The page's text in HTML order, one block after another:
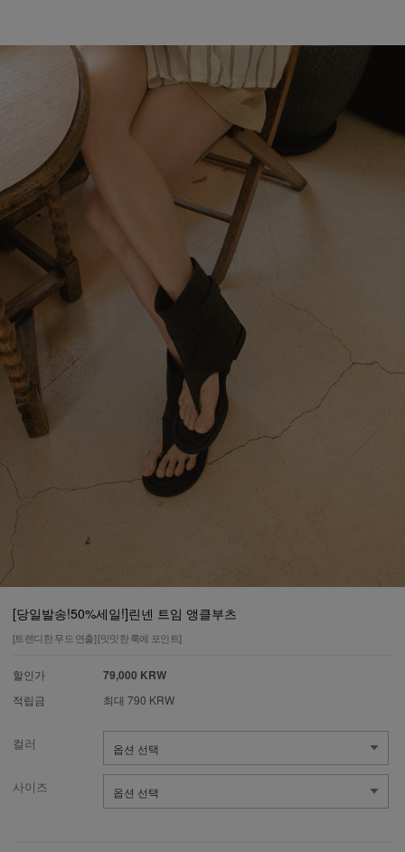
[당일발송!50%세일!]린넨 트임 앵클부츠
[트렌디한 무드 연출] [밋밋한 룩에 포인트]
할인가 79,000 KRW
적립금 최대 790 KRW
컬러
사이즈